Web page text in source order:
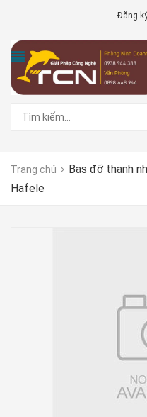
Đăng
Trang chủ
Bas đỡ thanh
Hafele